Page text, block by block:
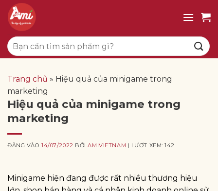
qua
dung
Tìm
kiếm:
Trang chủ » Hiệu quả của minigame trong
marketing
Hiệu quả của minigame trong
marketing
ĐĂNG VÀO14/07/2022 BỞIAMIVIETNAM | LƯỢT XEM: 142
Minigame hiện đang được rất nhiều thương hiệu